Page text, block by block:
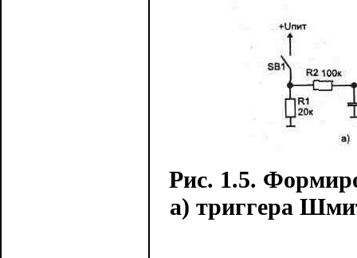
Рис. 1.5.
а) триггера